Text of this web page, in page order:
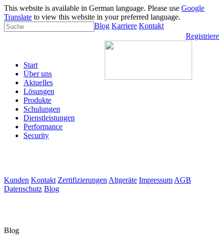
This website is available in German language. Please use Google
Translate to view this website in your preferred language.
Blog Karriere Kontakt
Start
Über uns
Aktuelles
Lösungen
Produkte
Schulungen
Dienstleistungen
Performance
Security
Kunden Kontakt Zertifizierungen Altgeräte Impressum AGB
Datenschutz Blog
Blog